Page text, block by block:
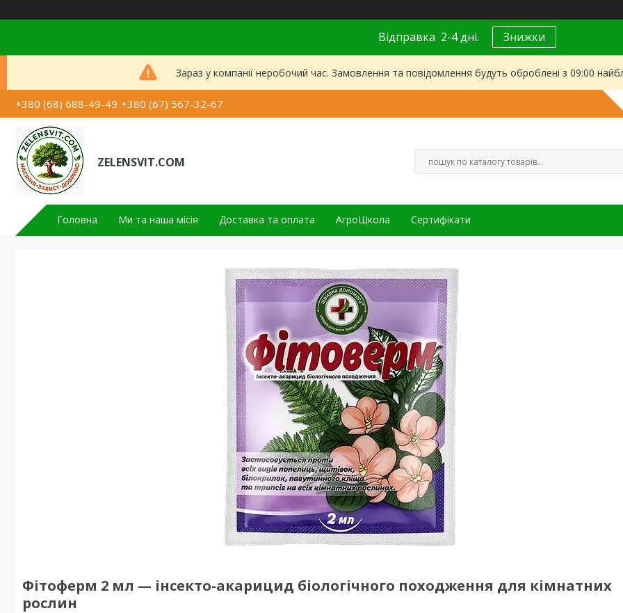
Відправка 2-4 дні. Знижки
Зараз у компанії неробочий час. Замовлення та повідомлення будуть оброблені з 09:00
+380 (68) 688-49-49 +380 (67) 567-32-67
ZELENSVIT.COM
Головна Ми та наша місія Доставка та оплата АгроШкола Сертифікати
Фітоферм 2 мл — інсекто-акарицид біологічного походження для кімнатних
рослин